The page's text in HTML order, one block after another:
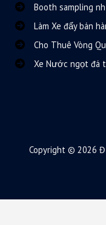
Booth sampling
Làm Xe đẩy bán
Cho Thuê Vòng
Xe Nước ngọt đá
Copyright © 2026